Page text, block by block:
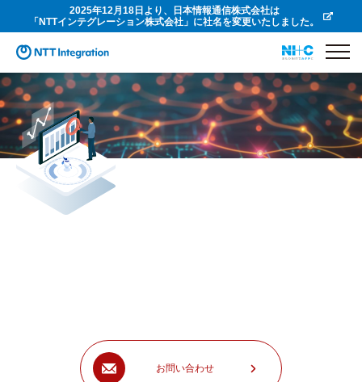
2025年12月18日より、日本情報通信株式会社は
「NTTインテグレーション株式会社」に社名を変更いたしました。
お問い合わせ